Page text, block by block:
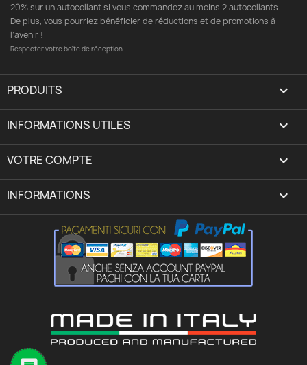
20% sur un autocollant si vous commandez au moins 2 autocollants.
De plus, vous pourriez bénéficier de réductions et de promotions à
l’avenir !
Respecter votre boîte de réception
PRODUITS 
INFORMATIONS UTILES 
VOTRE COMPTE expand_more
INFORMATIONS keyboard_arrow_down